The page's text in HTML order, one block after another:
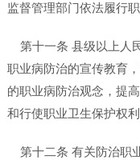
监督管理部门依法履行职
第十一条 县级以上人
职业病防治的宣传教育
的职业病防治观念，提
和行使职业卫生保护权利
第十二条 有关防治职